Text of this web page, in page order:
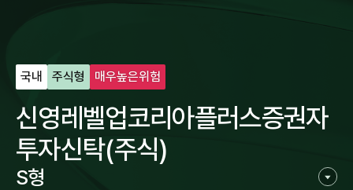
국내 주식형 매우높은위험
신영레벨업코리아플러스증권자
투자신탁(주식)
S형